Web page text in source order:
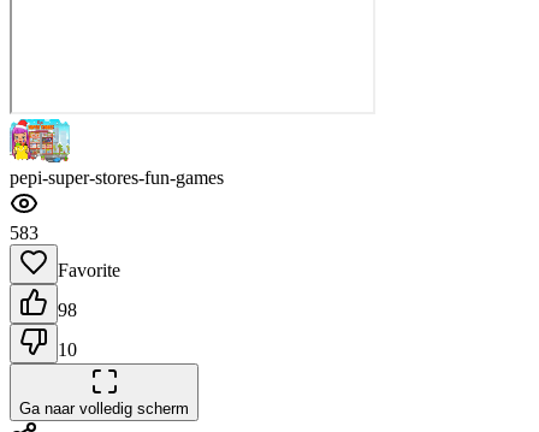
pepi-super-stores-fun-games
583
Favorite
98
10
Ga naar volledig scherm